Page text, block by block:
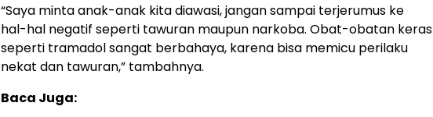
“Saya minta anak-anak kita diawasi, jangan sampai terjerumus ke
hal-hal negatif seperti tawuran maupun narkoba. Obat-obatan keras
seperti tramadol sangat berbahaya, karena bisa memicu perilaku
nekat dan tawuran,” tambahnya.
Baca Juga: